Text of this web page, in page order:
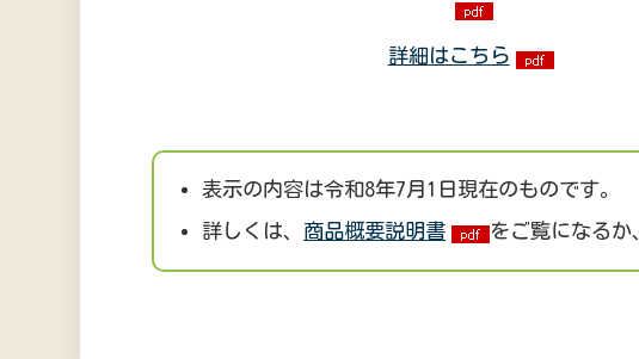
詳細はこちら
表示の内容は令和8年7月1日現在のものです。
詳しくは、 商品概要説明書 をご覧になるか